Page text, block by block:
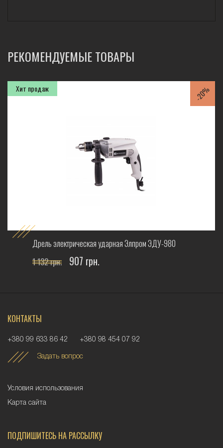
РЕКОМЕНДУЕМЫЕ ТОВАРЫ
Хит продаж -20%
Дрель электрическая ударная Элпром ЭДУ-980
1 132 грн. 907 грн.
КОНТАКТЫ
+380 99 633 86 42 +380 98 454 07 92
Задать вопрос
Условия использования
Карта сайта
ПОДПИШИТЕСЬ НА РАССЫЛКУ